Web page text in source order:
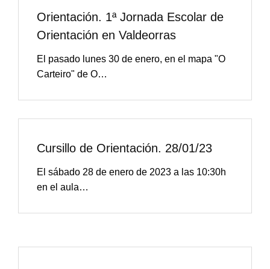
Orientación. 1ª Jornada Escolar de
Orientación en Valdeorras
El pasado lunes 30 de enero, en el mapa "O
Carteiro" de O…
Cursillo de Orientación. 28/01/23
El sábado 28 de enero de 2023 a las 10:30h
en el aula…